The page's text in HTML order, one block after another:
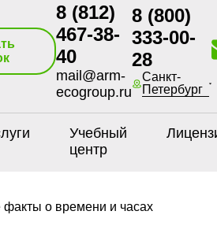
8 (812)
467-38-
40
mail@arm-
ecogroup.ru
8 (800)
333-00-
28
Санкт-
Петербург
Учебный
центр
о времени и часах